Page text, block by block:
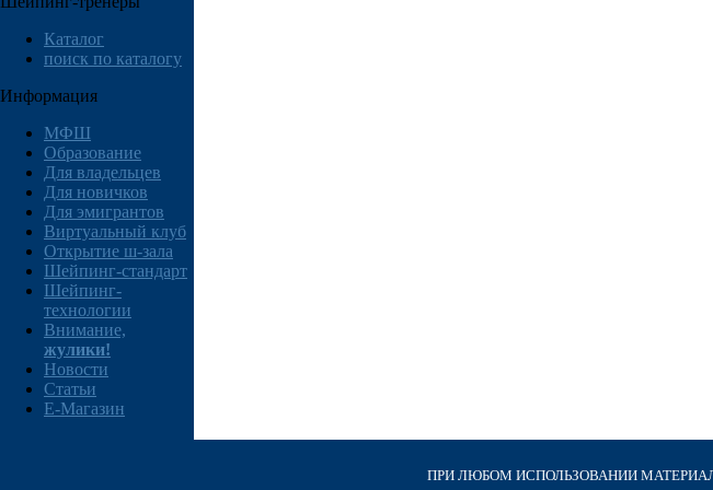
Каталог
поиск по каталогу
Информация
МФШ
Образование
Для владельцев
Для новичков
Для эмигрантов
Виртуальный клуб
Открытие ш-зала
Шейпинг-стандарт
Шейпинг-
технологии
Внимание,
жулики!
Новости
Статьи
E-Магазин
ПРИ ЛЮБОМ ИСПОЛЬЗОВАНИИ